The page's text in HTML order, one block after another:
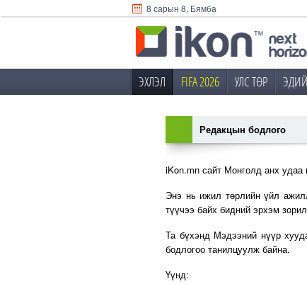
8 сарын 8, Бямба
ЭХЛЭЛ FIFA 2026 УЛС ТӨР
Редакцын бодлого
iKon.mn сайт Монголд анх
Энэ нь ижил төрлийн үйл
түүчээ байх бидний эрхэм
Та бүхэнд Мэдээний нүүр
бодлогоо танилцуулж байна.
Үүнд: